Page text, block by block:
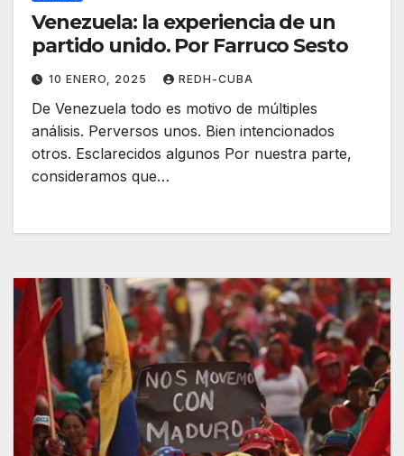
Venezuela: la experiencia de un
partido unido. Por Farruco Sesto
10 ENERO, 2025 REDH-CUBA
De Venezuela todo es motivo de múltiples
análisis. Perversos unos. Bien intencionados
otros. Esclarecidos algunos Por nuestra parte,
consideramos que…